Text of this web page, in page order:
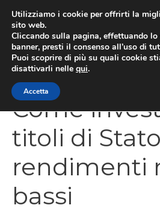
contenuto
Come
titoli di
rendimenti
bassi
Utilizziamo i cookie per offrirti la
sito web.
Cliccando sulla pagina, effettuando
banner, presti il consenso all’uso di
Puoi scoprire di più su quali cookie
disattivarli nelle qui.
Accetta